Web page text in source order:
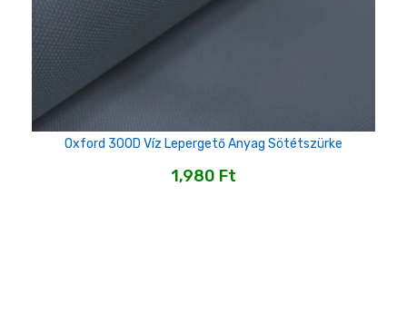
Oxford 300D Víz Lepergető Anyag Sötétszürke
1,980 Ft